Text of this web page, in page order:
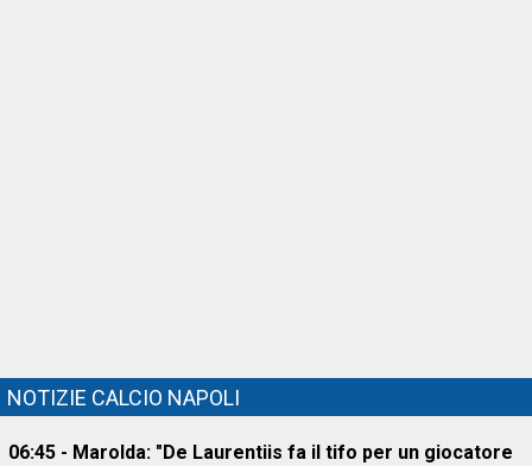
NOTIZIE CALCIO NAPOLI
06:45 - Marolda: "De Laurentiis fa il tifo per un giocatore